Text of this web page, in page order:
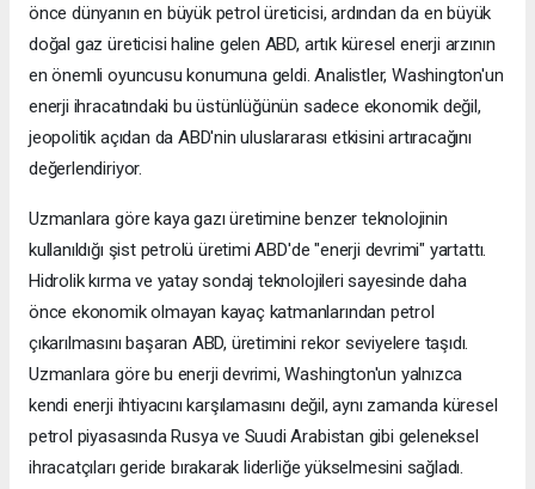
önce dünyanın en büyük petrol üreticisi, ardından da en büyük
doğal gaz üreticisi haline gelen ABD, artık küresel enerji arzının
en önemli oyuncusu konumuna geldi. Analistler, Washington'un
enerji ihracatındaki bu üstünlüğünün sadece ekonomik değil,
jeopolitik açıdan da ABD'nin uluslararası etkisini artıracağını
değerlendiriyor.
Uzmanlara göre kaya gazı üretimine benzer teknolojinin
kullanıldığı şist petrolü üretimi ABD'de "enerji devrimi" yartattı.
Hidrolik kırma ve yatay sondaj teknolojileri sayesinde daha
önce ekonomik olmayan kayaç katmanlarından petrol
çıkarılmasını başaran ABD, üretimini rekor seviyelere taşıdı.
Uzmanlara göre bu enerji devrimi, Washington'un yalnızca
kendi enerji ihtiyacını karşılamasını değil, aynı zamanda küresel
petrol piyasasında Rusya ve Suudi Arabistan gibi geleneksel
ihracatçıları geride bırakarak liderliğe yükselmesini sağladı.